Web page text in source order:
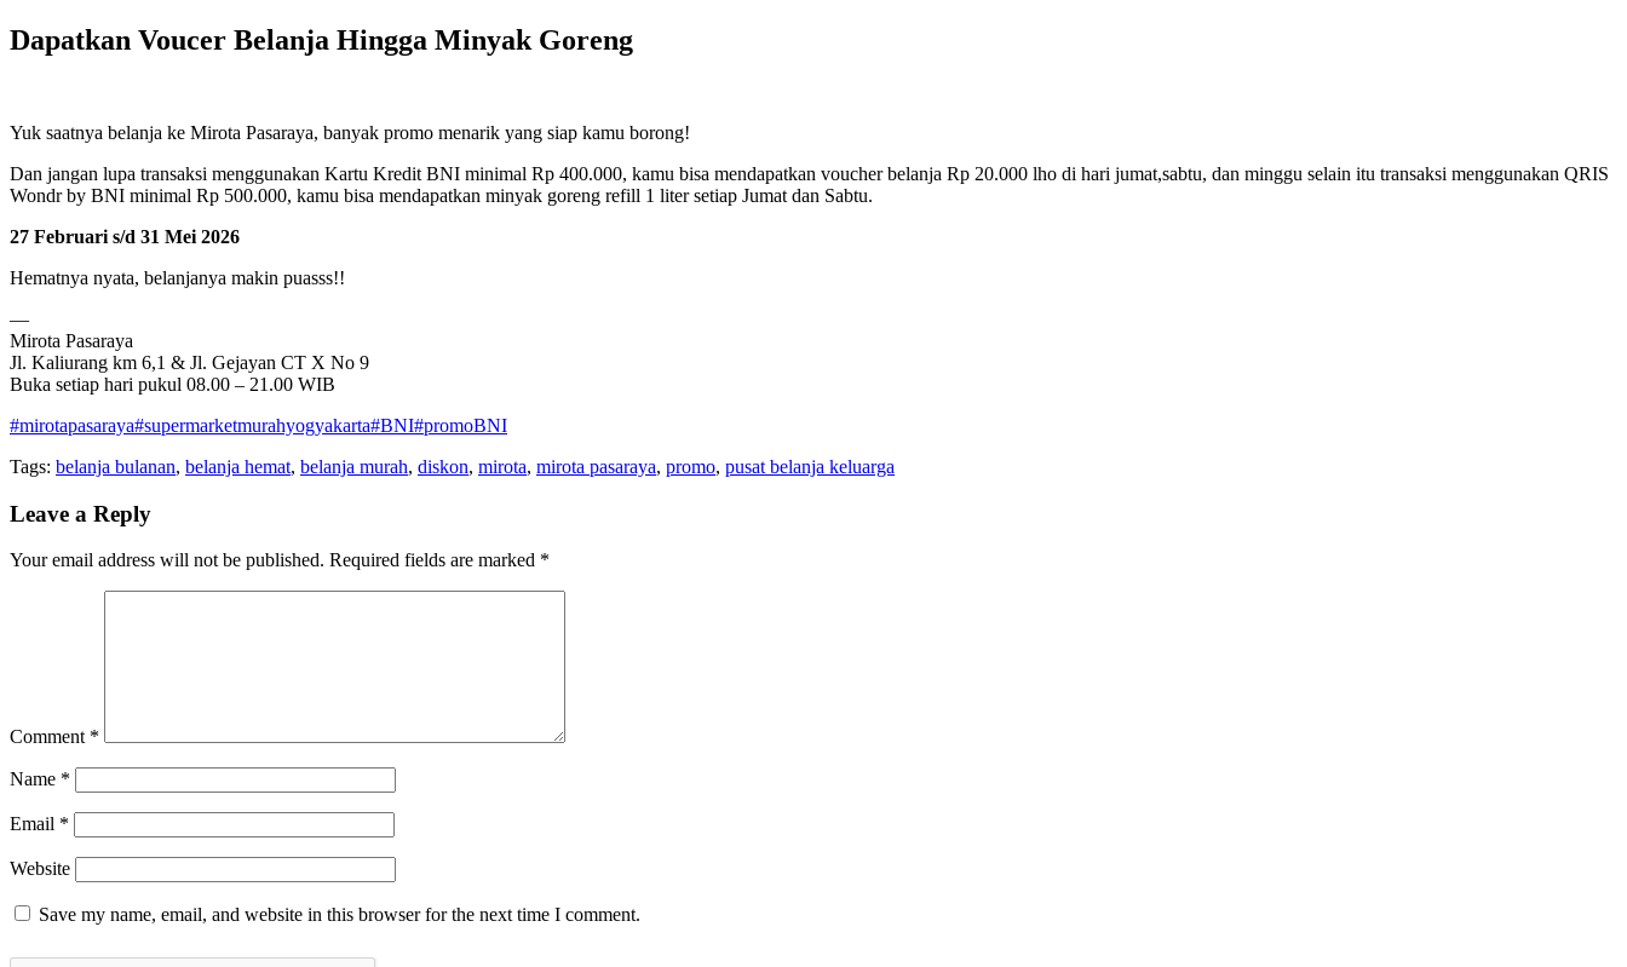
Dapatkan Voucer Belanja Hingga Minyak Goreng
Yuk saatnya belanja ke Mirota Pasaraya, banyak promo menarik yang siap kamu borong!
Dan jangan lupa transaksi menggunakan Kartu Kredit BNI minimal Rp 400.000, kamu bisa mendapatkan voucher belanja Rp 20.000 lho di hari jumat,sabtu, dan minggu selain itu transaksi menggunakan QRIS
Wondr by BNI minimal Rp 500.000, kamu bisa mendapatkan minyak goreng refill 1 liter setiap Jumat dan Sabtu.
27 Februari s/d 31 Mei 2026
Hematnya nyata, belanjanya makin puasss!!
—
Mirota Pasaraya
Jl. Kaliurang km 6,1 & Jl. Gejayan CT X No 9
Buka setiap hari pukul 08.00 – 21.00 WIB
#mirotapasaraya#supermarketmurahyogyakarta#BNI#promoBNI
Tags: belanja bulanan, belanja hemat, belanja murah, diskon, mirota, mirota pasaraya, promo, pusat belanja keluarga
Leave a Reply
Your email address will not be published. Required fields are marked *
Comment *
Name *
Email *
Website
Save my name, email, and website in this browser for the next time I comment.